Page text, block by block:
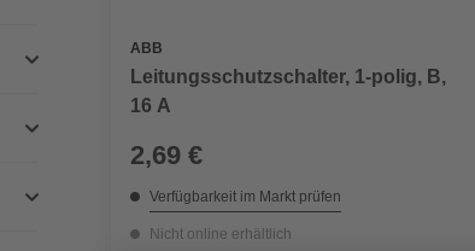
ABB
Leitungsschutzschalter, 1-polig, B,
16 A
2,69 €
Verfügbarkeit im Markt prüfen
Nicht online erhältlich